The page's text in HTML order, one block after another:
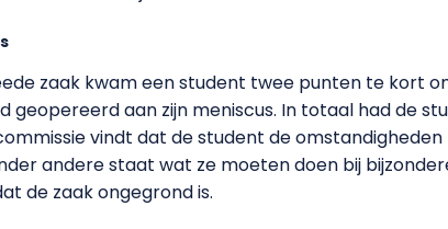
zaak kwam een student twee punten te kort
geopereerd aan zijn meniscus. In totaal had de
vindt dat de student de
andere staat wat ze moeten doen bij
de zaak ongegrond is.